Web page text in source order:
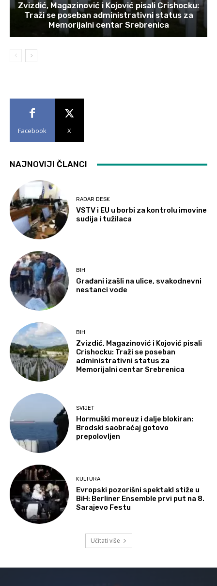
Zvizdić, Magazinović i Kojović pisali Crishocku:
Traži se poseban administrativni status za
Memorijalni centar Srebrenica
Facebook X
NAJNOVIJI ČLANCI
RADAR DESK
VSTV i EU u borbi za kontrolu imovine
sudija i tužilaca
BIH
Građani izašli na ulice, svakodnevni
nestanci vode
BIH
Zvizdić, Magazinović i Kojović pisali
Crishocku: Traži se poseban
administrativni status za
Memorijalni centar Srebrenica
SVIJET
Hormuški moreuz i dalje blokiran:
Brodski saobraćaj gotovo
prepolovljen
KULTURA
Evropski pozorišni spektakl stiže u
BiH: Berliner Ensemble prvi put na 8.
Sarajevo Festu
Učitati više